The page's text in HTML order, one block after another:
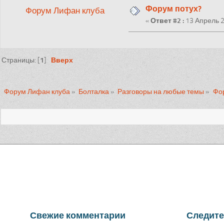
Форум Лифан клуба Форум потух?
«Ответ #2 : 13 Апрель
Страницы: [1] Вверх
Форум Лифан клуба » Болталка » Разговоры на любые темы »
Свежие комментарии